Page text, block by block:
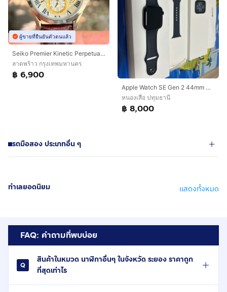
ผู้ขายที่ยืนยันตัวตนแล้ว
Seiko Premier Kinetic Perpetual Watch
ลาดพร้าว กรุงเทพมหานคร
฿ 6,900
Apple Watch SE Gen 2 44mm GPS Midnight สภาพสวย กล่องครบ ใช้งานน้อย
หนองเสือ ปทุมธานี
฿ 8,000
รถมือสอง ประเภทอื่น ๆ
ทำเลยอดนิยม แสดงทั้งหมด
FAQ: คำถามที่พบบ่อย
สินค้าในหมวด นาฬิกาอื่นๆ ในจังหวัด ระยอง ราคาถูก
ที่สุดเท่าไร